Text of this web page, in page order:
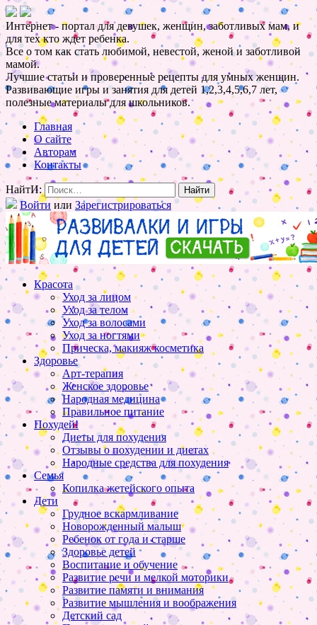
Интернет - портал для девушек, женщин, заботливых мам, и
для тех кто ждет ребенка.
Все о том как стать любимой, невестой, женой и заботливой
мамой.
Лучшие статьи и проверенные рецепты для умных женщин.
Развивающие игры и занятия для детей 1,2,3,4,5,6,7 лет,
полезные материалы для школьников.
Главная
О сайте
Авторам
Контакты
НайтИ:
Войти или Зарегистрироваться
Красота
Уход за лицом
Уход за телом
Уход за волосами
Уход за ногтями
Прическа, макияж косметика
Здоровье
Арт-терапия
Женское здоровье
Народная медицина
Правильное питание
Похудей!
Диеты для похудения
Отзывы о похудении и диетах
Народные средства для похудения
Семья
Копилка жетейского опыта
Дети
Грудное вскармливание
Новорожденный малыш
Ребенок от года и старше
Здоровье детей
Воспитание и обучение
Развитие речи и мелкой моторики
Развитие памяти и внимания
Развитие мышления и воображения
Детский сад